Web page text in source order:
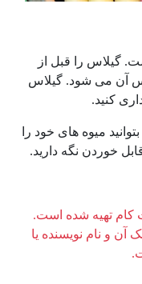
گیلاس را قبل از
آن می شود. گیلاس
کنید.
میوه های خود را
خوردن نگه دارید.
کام تهیه شده است.
آن و نام نویسنده یا